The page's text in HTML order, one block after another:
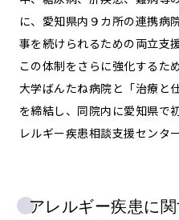
に、愛知県内９カ所の連携病
事を続けられるための両立支
この体制をさらに強化するた
大学ばんたね病院と「治療と
を締結し、同院内に愛知県で
レルギー疾患相談支援センタ
アレルギー疾患に